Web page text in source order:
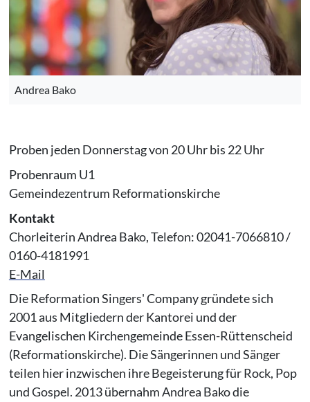
Andrea Bako
Proben jeden Donnerstag von 20 Uhr bis 22 Uhr
Probenraum U1
Gemeindezentrum Reformationskirche
Kontakt
Chorleiterin Andrea Bako, Telefon: 02041-7066810 /
0160-4181991
E-Mail
Die Reformation Singers' Company gründete sich
2001 aus Mitgliedern der Kantorei und der
Evangelischen Kirchengemeinde Essen-Rüttenscheid
(Reformationskirche). Die Sängerinnen und Sänger
teilen hier inzwischen ihre Begeisterung für Rock, Pop
und Gospel. 2013 übernahm Andrea Bako die